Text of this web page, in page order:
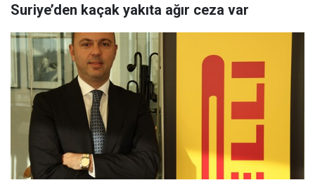
Suriye’den kaçak yakıta ağır ceza var